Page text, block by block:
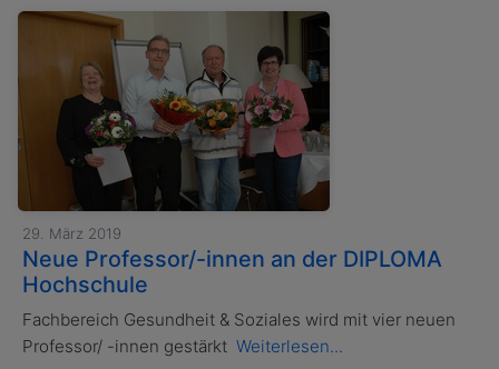
29. März 2019
Neue Professor/-innen an der DIPLOMA
Hochschule
Fachbereich Gesundheit & Soziales wird mit vier neuen
Professor/ -innen gestärkt Weiterlesen...